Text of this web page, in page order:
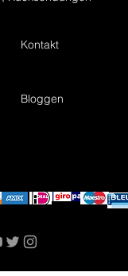
Kontakt
Bloggen